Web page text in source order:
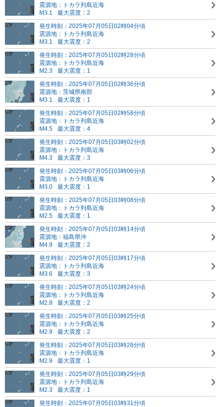
震源地：トカラ列島近海
M3.1
最大震度：2
発生時刻：2025年07月05日02時04分頃
震源地：トカラ列島近海
M3.1
最大震度：2
発生時刻：2025年07月05日02時28分頃
震源地：トカラ列島近海
M2.3
最大震度：1
発生時刻：2025年07月05日02時36分頃
震源地：茨城県南部
M3.1
最大震度：1
発生時刻：2025年07月05日02時58分頃
震源地：トカラ列島近海
M4.5
最大震度：4
発生時刻：2025年07月05日03時02分頃
震源地：トカラ列島近海
M4.3
最大震度：3
発生時刻：2025年07月05日03時06分頃
震源地：トカラ列島近海
M3.0
最大震度：1
発生時刻：2025年07月05日03時08分頃
震源地：トカラ列島近海
M2.5
最大震度：1
発生時刻：2025年07月05日03時14分頃
震源地：福島県沖
M4.9
最大震度：2
発生時刻：2025年07月05日03時17分頃
震源地：トカラ列島近海
M3.6
最大震度：3
発生時刻：2025年07月05日03時24分頃
震源地：トカラ列島近海
M2.8
最大震度：2
発生時刻：2025年07月05日03時25分頃
震源地：トカラ列島近海
M2.9
最大震度：2
発生時刻：2025年07月05日03時28分頃
震源地：トカラ列島近海
M2.9
最大震度：1
発生時刻：2025年07月05日03時29分頃
震源地：トカラ列島近海
M2.3
最大震度：1
発生時刻：2025年07月05日03時31分頃